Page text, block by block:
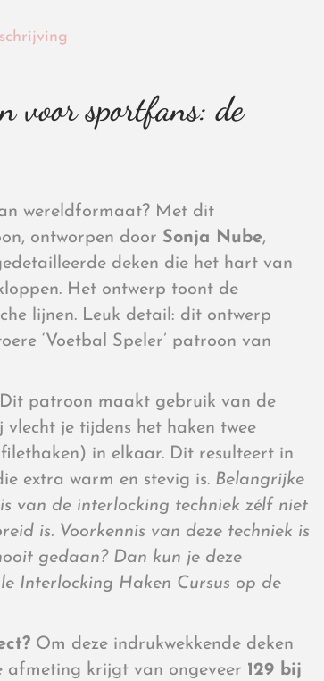
voor sportfans: de
wereldformaat? Met dit
ontworpen door Sonja Nube,
deken die het hart van
Het ontwerp toont de
lijnen. Leuk detail: dit ontwerp
‘Voetbal Speler’ patroon van
Dit patroon maakt gebruik van de
je tijdens het haken twee
in elkaar. Dit resulteert in
extra warm en stevig is. Belangrijke
van de interlocking techniek zélf niet
is. Voorkennis van deze techniek is
gedaan? Dan kun je deze
Interlocking Haken Cursus op de
Om deze indrukwekkende deken
afmeting krijgt van ongeveer 129 bij